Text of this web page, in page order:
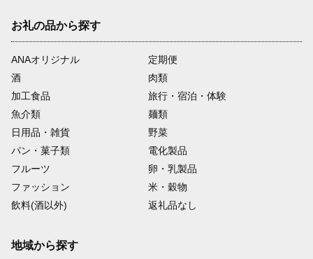
お礼の品から探す
ANAオリジナル
定期便
酒
肉類
加工食品
旅行・宿泊・体験
魚介類
麺類
日用品・雑貨
野菜
パン・菓子類
電化製品
フルーツ
卵・乳製品
ファッション
米・穀物
飲料(酒以外)
返礼品なし
地域から探す